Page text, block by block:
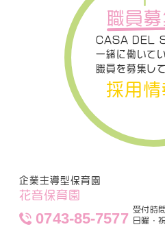
職員
CASA DEL
一緒に働いて
職員を募集し
採用情
企業主導型保育園
花音保育園
0743-85-7577
受付
日曜・